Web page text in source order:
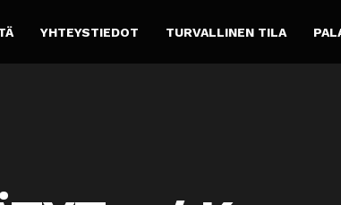
YHTEYSTIEDOT TURVALLINEN TILA